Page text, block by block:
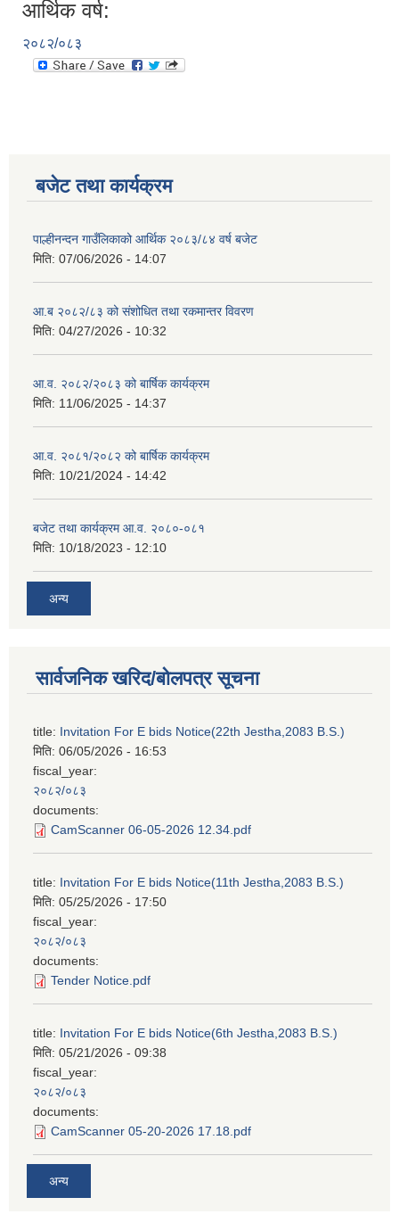
आर्थिक वर्ष:
२०८२/०८३
बजेट तथा कार्यक्रम
पाल्हीनन्दन गाउँलिकाको आर्थिक २०८३/८४ वर्ष बजेट
मिति: 07/06/2026 - 14:07
आ.ब २०८२/८३ को संशोधित तथा रकमान्तर विवरण
मिति: 04/27/2026 - 10:32
आ.व. २०८२/२०८३ को बार्षिक कार्यक्रम
मिति: 11/06/2025 - 14:37
आ.व. २०८१/२०८२ को बार्षिक कार्यक्रम
मिति: 10/21/2024 - 14:42
बजेट तथा कार्यक्रम आ.व. २०८०-०८१
मिति: 10/18/2023 - 12:10
अन्य
सार्वजनिक खरिद/बोलपत्र सूचना
title: Invitation For E bids Notice(22th Jestha,2083 B.S.)
मिति: 06/05/2026 - 16:53
fiscal_year:
२०८२/०८३
documents:
CamScanner 06-05-2026 12.34.pdf
title: Invitation For E bids Notice(11th Jestha,2083 B.S.)
मिति: 05/25/2026 - 17:50
fiscal_year:
२०८२/०८३
documents:
Tender Notice.pdf
title: Invitation For E bids Notice(6th Jestha,2083 B.S.)
मिति: 05/21/2026 - 09:38
fiscal_year:
२०८२/०८३
documents:
CamScanner 05-20-2026 17.18.pdf
अन्य